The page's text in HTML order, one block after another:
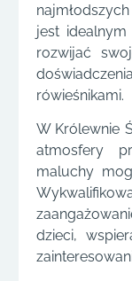
jest
rozwijać
rówieśnikami.
W Królewnie
atmosfery
maluchy
dzieci,